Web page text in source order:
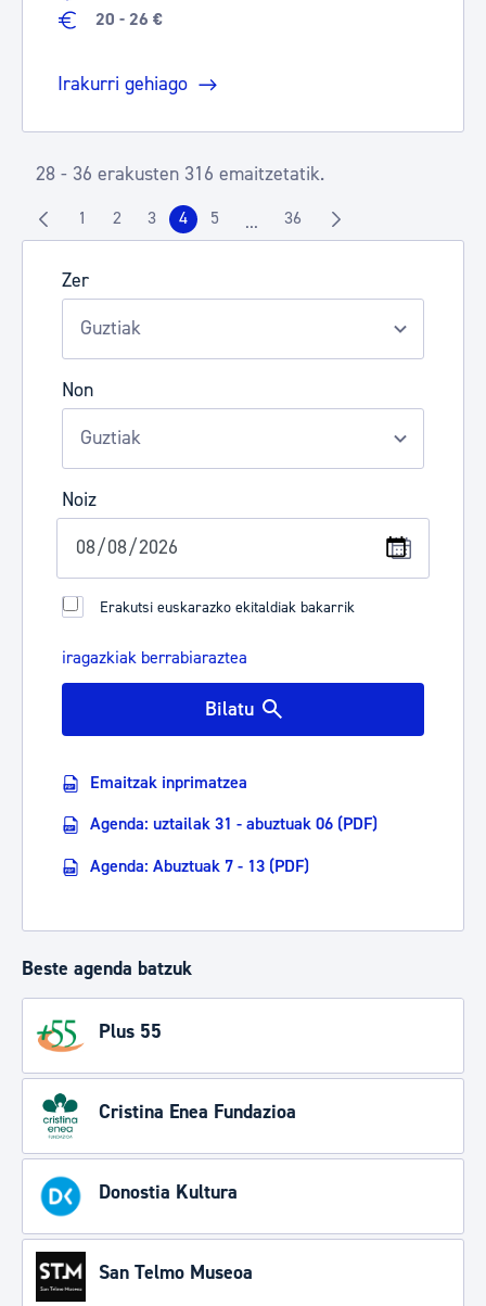
Zer
Non
Noiz
Erakutsi euskarazko ekitaldiak bakarrik
iragazkiak berrabiaraztea
Bilatu
Emaitzak inprimatzea
Agenda: uztailak 31 - abuztuak 06 (PDF)
Agenda: Abuztuak 7 - 13 (PDF)
Beste agenda batzuk
Plus 55
Cristina Enea Fundazioa
Donostia Kultura
San Telmo Museoa
20 - 26 €
Irakurri gehiago
28 - 36 erakusten 316 emaitzetatik.
Orrialdea
1 Orrialdea
2 Orrialdea
3 Orrialdea
4 Orrialdea
5 ...Intermediate Pages Use TAB to
Orrialdea
36